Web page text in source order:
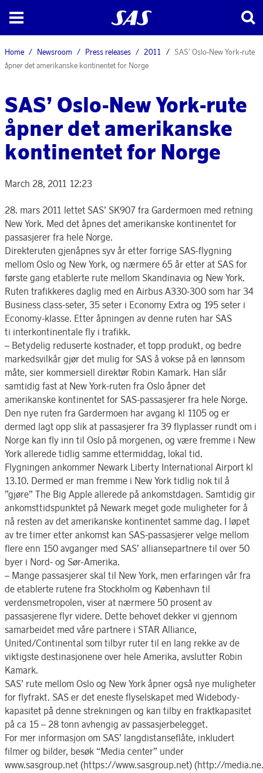
Home Newsroom Press releases 2011
SAS’ Oslo-New York-rute
åpner det amerikanske kontinentet for Norge
SAS’ Oslo-New York-rute
åpner det amerikanske
kontinentet for Norge
March 28, 2011 12:23
28. mars 2011 lettet SAS’ SK907 fra Gardermoen med retning
New York. Med det åpnes det amerikanske kontinentet for
passasjerer fra hele Norge.
Direkteruten gjenåpnes syv år etter forrige SAS-flygning
mellom Oslo og New York, og nærmere 65 år etter at SAS for
første gang etablerte rute mellom Skandinavia og New York.
Ruten trafikkeres daglig med en Airbus A330-300 som har 34
Business class-seter, 35 seter i Economy Extra og 195 seter i
Economy-klasse. Etter åpningen av denne ruten har SAS
ti interkontinentale fly i trafikk.
– Betydelig reduserte kostnader, et topp produkt, og bedre
markedsvilkår gjør det mulig for SAS å vokse på en lønnsom
måte, sier kommersiell direktør Robin Kamark. Han slår
samtidig fast at New York-ruten fra Oslo åpner det
amerikanske kontinentet for SAS-passasjerer fra hele Norge.
Den nye ruten fra Gardermoen har avgang kl 1105 og er
dermed lagt opp slik at passasjerer fra 39 flyplasser rundt om i
Norge kan fly inn til Oslo på morgenen, og være fremme i New
York allerede tidlig samme ettermiddag, lokal tid.
Flygningen ankommer Newark Liberty International Airport kl
13.10. Dermed er man fremme i New York tidlig nok til å
”gjøre” The Big Apple allerede på ankomstdagen. Samtidig gir
ankomsttidspunktet på Newark meget gode muligheter for å
nå resten av det amerikanske kontinentet samme dag. I løpet
av tre timer etter ankomst kan SAS-passasjerer velge mellom
flere enn 150 avganger med SAS’ alliansepartnere til over 50
byer i Nord- og Sør-Amerika.
– Mange passasjerer skal til New York, men erfaringen vår fra
de etablerte rutene fra Stockholm og København til
verdensmetropolen, viser at nærmere 50 prosent av
passasjerene flyr videre. Dette behovet dekker vi gjennom
samarbeidet med våre partnere i STAR Alliance,
United/Continental som tilbyr ruter til en lang rekke av de
viktigste destinasjonene over hele Amerika, avslutter Robin
Kamark.
SAS’ rute mellom Oslo og New York åpner også nye muligheter
for flyfrakt. SAS er det eneste flyselskapet med Widebody-
kapasitet på denne strekningen og kan tilby en fraktkapasitet
på ca 15 – 28 tonn avhengig av passasjerbelegget.
For mer informasjon om SAS’ langdistanseflåte, inkludert
filmer og bilder, besøk “Media center” under
www.sasgroup.net (https://www.sasgroup.net) (http://